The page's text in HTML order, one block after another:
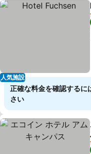
人気施設
正確な料金を確認するに
さい